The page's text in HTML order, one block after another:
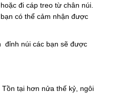
đi cáp treo từ chân núi.
có thể cảm nhận được
đỉnh núi các bạn sẽ được
Tồn tại hơn nửa thế kỷ, ngôi